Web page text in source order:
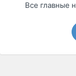
Все главные